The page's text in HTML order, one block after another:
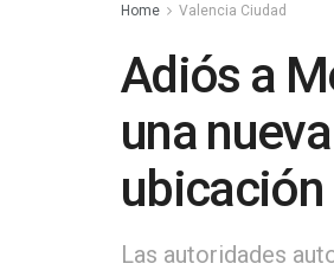
Home Valencia Ciudad
Adiós a
una
ubicación
Las autoridades